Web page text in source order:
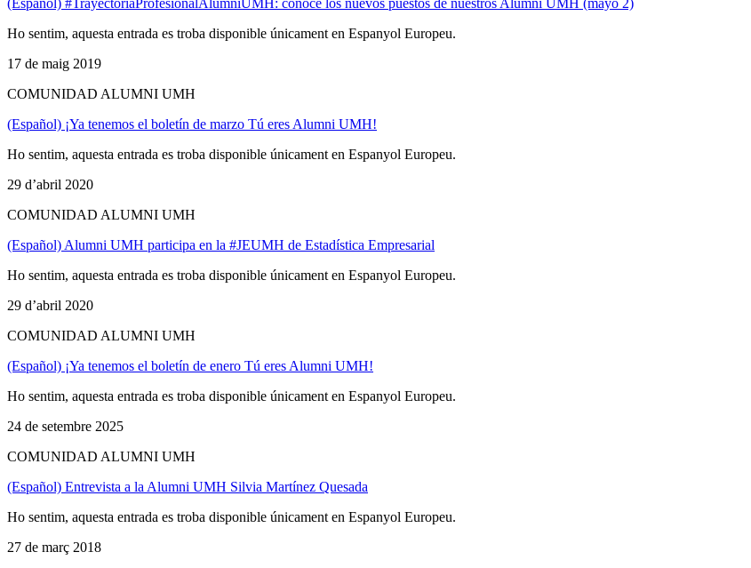
Ho sentim, aquesta entrada es troba disponible únicament en Espanyol Europeu.
17 de maig 2019
COMUNIDAD ALUMNI UMH
(Español) ¡Ya tenemos el boletín de marzo Tú eres Alumni UMH!
Ho sentim, aquesta entrada es troba disponible únicament en Espanyol Europeu.
29 d’abril 2020
COMUNIDAD ALUMNI UMH
(Español) Alumni UMH participa en la #JEUMH de Estadística Empresarial
Ho sentim, aquesta entrada es troba disponible únicament en Espanyol Europeu.
29 d’abril 2020
COMUNIDAD ALUMNI UMH
(Español) ¡Ya tenemos el boletín de enero Tú eres Alumni UMH!
Ho sentim, aquesta entrada es troba disponible únicament en Espanyol Europeu.
24 de setembre 2025
COMUNIDAD ALUMNI UMH
(Español) Entrevista a la Alumni UMH Silvia Martínez Quesada
Ho sentim, aquesta entrada es troba disponible únicament en Espanyol Europeu.
27 de març 2018